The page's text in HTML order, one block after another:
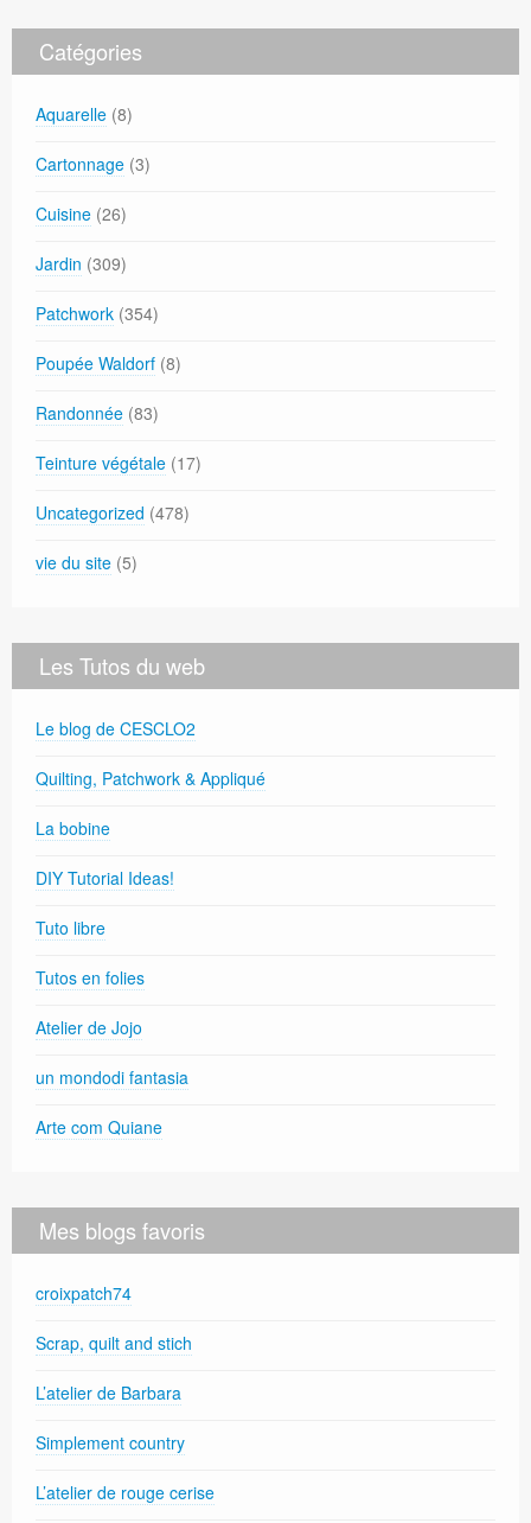
Catégories
Aquarelle (8)
Cartonnage (3)
Cuisine (26)
Jardin (309)
Patchwork (354)
Poupée Waldorf (8)
Randonnée (83)
Teinture végétale (17)
Uncategorized (478)
vie du site (5)
Les Tutos du web
Le blog de CESCLO2
Quilting, Patchwork & Appliqué
La bobine
DIY Tutorial Ideas!
Tuto libre
Tutos en folies
Atelier de Jojo
un mondodi fantasia
Arte com Quiane
Mes blogs favoris
croixpatch74
Scrap, quilt and stich
L’atelier de Barbara
Simplement country
L’atelier de rouge cerise